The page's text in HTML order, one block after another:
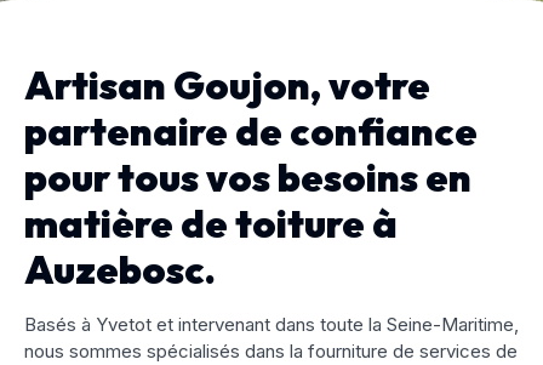
Artisan Goujon, votre
partenaire de confiance
pour tous vos besoins en
matière de toiture à
Auzebosc.
Basés à Yvetot et intervenant dans toute la Seine-Maritime,
nous sommes spécialisés dans la fourniture de services de